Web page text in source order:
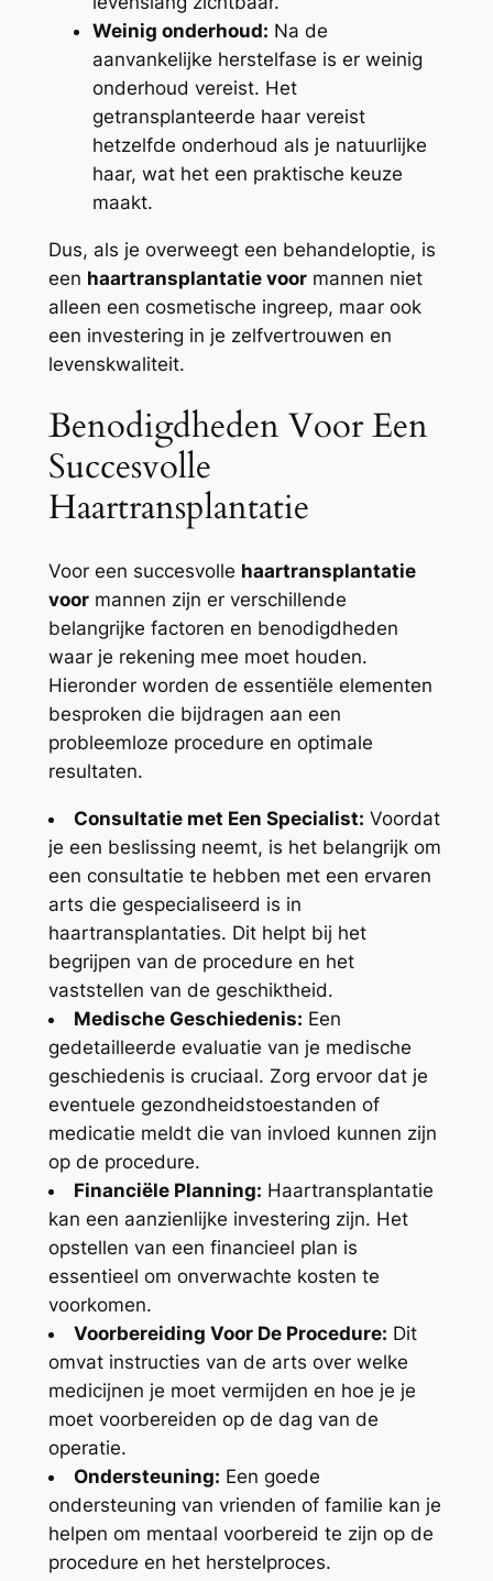
Weinig onderhoud: Na de
aanvankelijke herstelfase is er weinig
onderhoud vereist. Het
getransplanteerde haar vereist
hetzelfde onderhoud als je natuurlijke
haar, wat het een praktische keuze
maakt.
Dus, als je overweegt een behandeloptie, is
een haartransplantatie voormannen niet
alleen een cosmetische ingreep, maar ook
een investering in je zelfvertrouwen en
levenskwaliteit.
Benodigdheden Voor Een
Succesvolle
Haartransplantatie
Voor een succesvolle haartransplantatie
voormannen zijn er verschillende
belangrijke factoren en benodigdheden
waar je rekening mee moet houden.
Hieronder worden de essentiële elementen
besproken die bijdragen aan een
probleemloze procedure en optimale
resultaten.
Consultatie met Een Specialist: Voordat
je een beslissing neemt, is het belangrijk om
een consultatie te hebben met een ervaren
arts die gespecialiseerd is in
haartransplantaties. Dit helpt bij het
begrijpen van de procedure en het
vaststellen van de geschiktheid.
Medische Geschiedenis: Een
gedetailleerde evaluatie van je medische
geschiedenis is cruciaal. Zorg ervoor dat je
eventuele gezondheidstoestanden of
medicatie meldt die van invloed kunnen zijn
op de procedure.
Financiële Planning: Haartransplantatie
kan een aanzienlijke investering zijn. Het
opstellen van een financieel plan is
essentieel om onverwachte kosten te
voorkomen.
Voorbereiding Voor De Procedure: Dit
omvat instructies van de arts over welke
medicijnen je moet vermijden en hoe je je
moet voorbereiden op de dag van de
operatie.
Ondersteuning: Een goede
ondersteuning van vrienden of familie kan je
helpen om mentaal voorbereid te zijn op de
procedure en het herstelproces.